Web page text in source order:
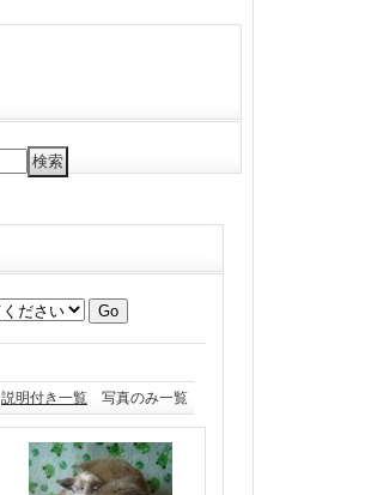
説明付き一覧 写真のみ一覧